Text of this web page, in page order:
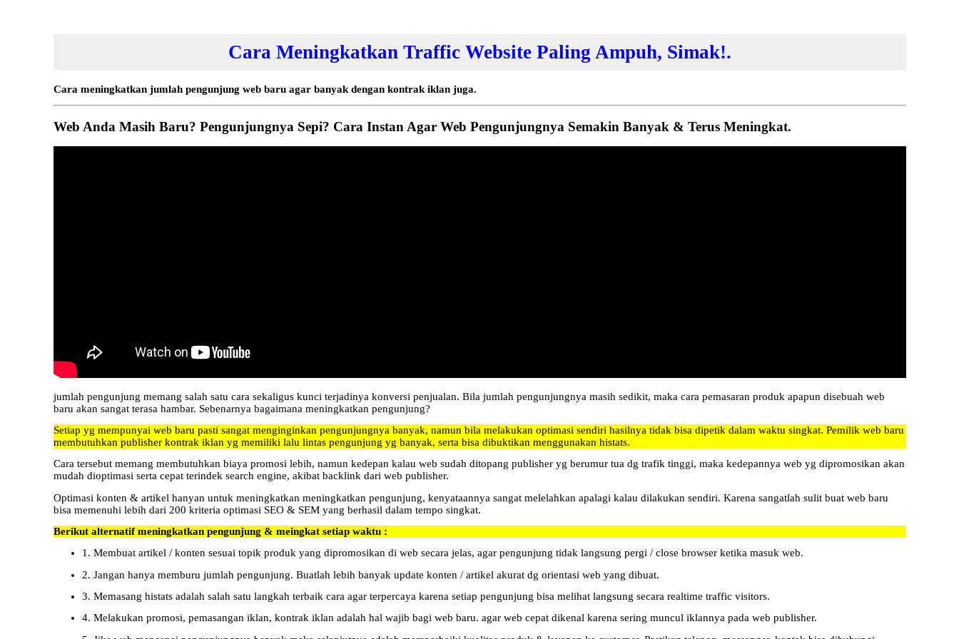
Cara Meningkatkan Traffic Website Paling Ampuh, Simak!.
Cara meningkatkan jumlah pengunjung web baru agar banyak dengan kontrak iklan juga.
Web Anda Masih Baru? Pengunjungnya Sepi? Cara Instan Agar Web Pengunjungnya Semakin Banyak & Terus Meningkat.
jumlah pengunjung memang salah satu cara sekaligus kunci terjadinya konversi penjualan. Bila jumlah pengunjungnya masih sedikit, maka cara pemasaran produk apapun disebuah web
baru akan sangat terasa hambar. Sebenarnya bagaimana meningkatkan pengunjung?
Setiap yg mempunyai web baru pasti sangat menginginkan pengunjungnya banyak, namun bila melakukan optimasi sendiri hasilnya tidak bisa dipetik dalam waktu singkat. Pemilik web baru
membutuhkan publisher kontrak iklan yg memiliki lalu lintas pengunjung yg banyak, serta bisa dibuktikan menggunakan histats.
Cara tersebut memang membutuhkan biaya promosi lebih, namun kedepan kalau web sudah ditopang publisher yg berumur tua dg trafik tinggi, maka kedepannya web yg dipromosikan akan
mudah dioptimasi serta cepat terindek search engine, akibat backlink dari web publisher.
Optimasi konten & artikel hanyan untuk meningkatkan meningkatkan pengunjung, kenyataannya sangat melelahkan apalagi kalau dilakukan sendiri. Karena sangatlah sulit buat web baru
bisa memenuhi lebih dari 200 kriteria optimasi SEO & SEM yang berhasil dalam tempo singkat.
Berikut alternatif meningkatkan pengunjung & meingkat setiap waktu :
1. Membuat artikel / konten sesuai topik produk yang dipromosikan di web secara jelas, agar pengunjung tidak langsung pergi / close browser ketika masuk web.
2. Jangan hanya memburu jumlah pengunjung. Buatlah lebih banyak update konten / artikel akurat dg orientasi web yang dibuat.
3. Memasang histats adalah salah satu langkah terbaik cara agar terpercaya karena setiap pengunjung bisa melihat langsung secara realtime traffic visitors.
4. Melakukan promosi, pemasangan iklan, kontrak iklan adalah hal wajib bagi web baru. agar web cepat dikenal karena sering muncul iklannya pada web publisher.